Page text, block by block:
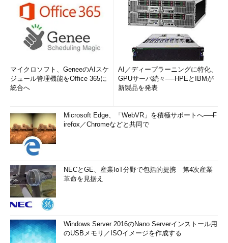
マイクロソフト、GeneeのAIスケ
ジュール管理機能をOffice 365に
統合へ
AI／ディープラーニングに特化、
GPUサーバ続々──HPEとIBMが
新製品を発表
Microsoft Edge、「WebVR」を積極サポートへ──F
irefox／Chromeなどと共同で
NECとGE、産業IoT分野で包括的提携 第4次産業
革命を見据え
Windows Server 2016のNano Serverインストール用
のUSBメモリ／ISOイメージを作成する